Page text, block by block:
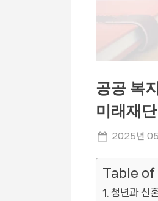
공공 복
미래재
Posted
2025년
Table
청년과 신